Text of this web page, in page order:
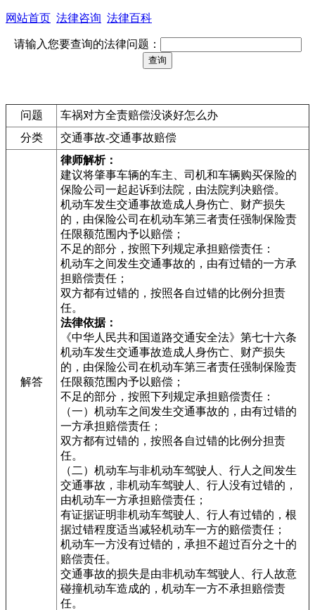
网站首页 法律咨询 法律百科
请输入您要查询的法律问题：
问题
车祸对方全责赔偿没谈好怎么办
分类
交通事故-交通事故赔偿
解答
律师解析：
建议将肇事车辆的车主、司机和车辆购买保险的
保险公司一起起诉到法院，由法院判决赔偿。
机动车发生交通事故造成人身伤亡、财产损失
的，由保险公司在机动车第三者责任强制保险责
任限额范围内予以赔偿；
不足的部分，按照下列规定承担赔偿责任：
机动车之间发生交通事故的，由有过错的一方承
担赔偿责任；
双方都有过错的，按照各自过错的比例分担责
任。
法律依据：
《中华人民共和国道路交通安全法》第七十六条
机动车发生交通事故造成人身伤亡、财产损失
的，由保险公司在机动车第三者责任强制保险责
任限额范围内予以赔偿；
不足的部分，按照下列规定承担赔偿责任：
（一）机动车之间发生交通事故的，由有过错的
一方承担赔偿责任；
双方都有过错的，按照各自过错的比例分担责
任。
（二）机动车与非机动车驾驶人、行人之间发生
交通事故，非机动车驾驶人、行人没有过错的，
由机动车一方承担赔偿责任；
有证据证明非机动车驾驶人、行人有过错的，根
据过错程度适当减轻机动车一方的赔偿责任；
机动车一方没有过错的，承担不超过百分之十的
赔偿责任。
交通事故的损失是由非机动车驾驶人、行人故意
碰撞机动车造成的，机动车一方不承担赔偿责
任。